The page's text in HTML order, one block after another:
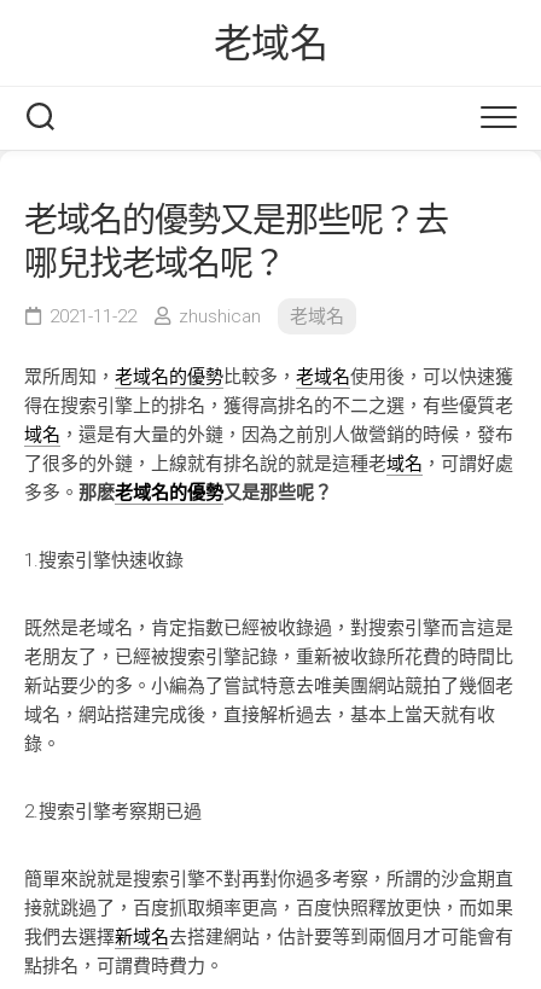
老域名
老域名的優勢又是那些呢？去
哪兒找老域名呢？
2021-11-22 zhushican 老域名
眾所周知， 老域名的優勢比較多， 老域名使用後，可以快速獲
得在搜索引擎上的排名，獲得高排名的不二之選，有些優質老
域名 ，還是有大量的外鏈，因為之前別人做營銷的時候，發布
了很多的外鏈，上線就有排名說的就是這種老域名 ，可謂好處
多多。 那麽老域名的優勢又是那些呢？
1.搜索引擎快速收錄
既然是老域名，肯定指數已經被收錄過，對搜索引擎而言這是
老朋友了，已經被搜索引擎記錄，重新被收錄所花費的時間比
新站要少的多。小編為了嘗試特意去唯美團網站競拍了幾個老
域名，網站搭建完成後，直接解析過去，基本上當天就有收
錄。
2.搜索引擎考察期已過
簡單來說就是搜索引擎不對再對你過多考察，所謂的沙盒期直
接就跳過了，百度抓取頻率更高，百度快照釋放更快，而如果
我們去選擇新域名去搭建網站，估計要等到兩個月才可能會有
點排名，可謂費時費力。